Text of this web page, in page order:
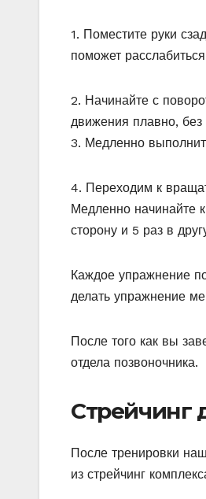
1. Поместите руки
поможет
2. Начинайте с
движения плавно,
3. Медленно
4. Переходим к
Медленно начинайте
сторону и 5 раз в
Каждое упражнение
делать упражнение
После того как вы
отдела позвоночника.
Стрейчинг
После тренировки
из стрейчинг